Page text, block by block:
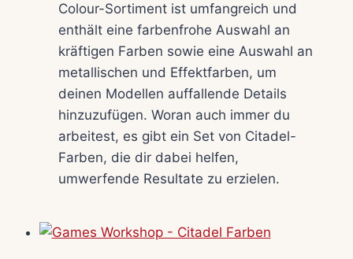
Colour-Sortiment ist umfangreich und
enthält eine farbenfrohe Auswahl an
kräftigen Farben sowie eine Auswahl an
metallischen und Effektfarben, um
deinen Modellen auffallende Details
hinzuzufügen. Woran auch immer du
arbeitest, es gibt ein Set von Citadel-
Farben, die dir dabei helfen,
umwerfende Resultate zu erzielen.